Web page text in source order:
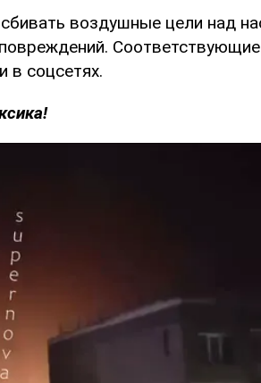
воздушные цели над
в соцсетях.